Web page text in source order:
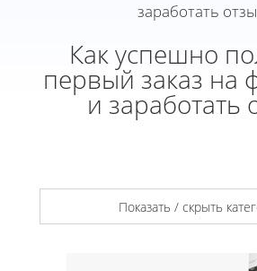
заработать
Как успешно
первый заказ на
и заработать
Показать / скрыть